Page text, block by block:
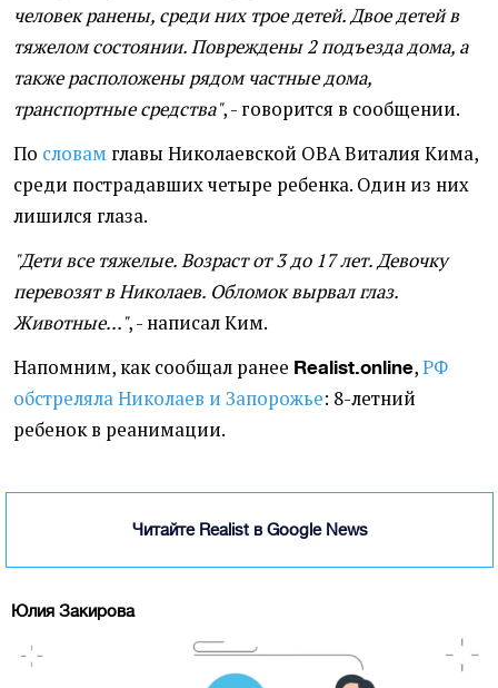
человек ранены, среди них трое детей. Двое детей в
тяжелом состоянии. Повреждены 2 подъезда дома, а
также расположены рядом частные дома,
транспортные средства", - говорится в сообщении.
По словам главы Николаевской ОВА Виталия Кима,
среди пострадавших четыре ребенка. Один из них
лишился глаза.
"Дети все тяжелые. Возраст от 3 до 17 лет. Девочку
перевозят в Николаев. Обломок вырвал глаз.
Животные...", - написал Ким.
Напомним, как сообщал ранее Realist.online,РФ
обстреляла Николаев и Запорожье: 8-летний
ребенок в реанимации.
Читайте Realist в Google News
Юлия Закирова